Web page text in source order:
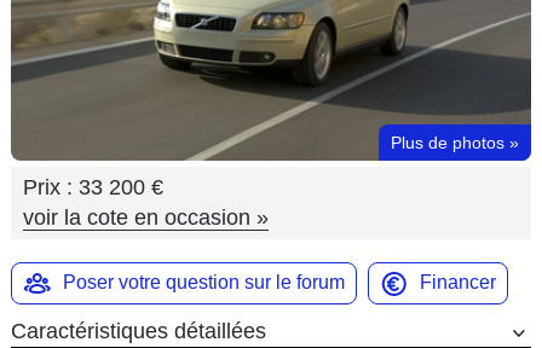
Services
Forum
Marques
Plus de photos »
Prix : 33 200 €
voir la cote en occasion »
Poser votre question sur le forum Financer
Caractéristiques détaillées